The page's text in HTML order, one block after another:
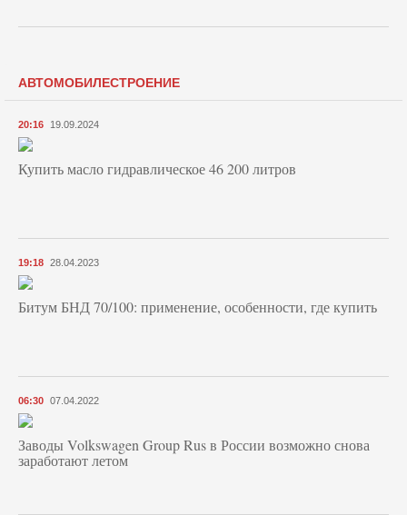
АВТОМОБИЛЕСТРОЕНИЕ
20:16 19.09.2024
Купить масло гидравлическое 46 200 литров
19:18 28.04.2023
Битум БНД 70/100: применение, особенности, где купить
06:30 07.04.2022
Заводы Volkswagen Group Rus в России возможно снова
заработают летом